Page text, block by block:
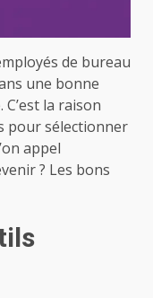
de bureau
une bonne
la raison
pour sélectionner
appel
? Les bons